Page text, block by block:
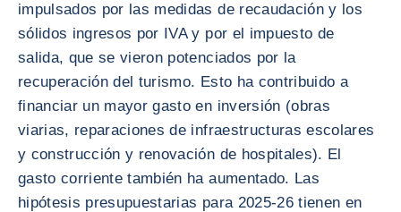
impulsados por las medidas de recaudación y los
sólidos ingresos por IVA y por el impuesto de
salida, que se vieron potenciados por la
recuperación del turismo. Esto ha contribuido a
financiar un mayor gasto en inversión (obras
viarias, reparaciones de infraestructuras escolares
y construcción y renovación de hospitales). El
gasto corriente también ha aumentado. Las
hipótesis presupuestarias para 2025-26 tienen en